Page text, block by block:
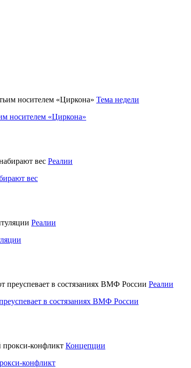
Тема недели
носителем «Циркона»
Реалии
вес
Реалии
Реалии
в состязаниях ВМФ России
Концепции
конфликт